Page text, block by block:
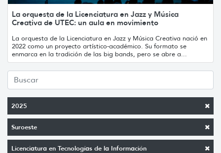
2025
Suroeste
Licenciatura en Tecnologías de la Información
La orquesta de la Licenciatura en Jazz y Música
Creativa de UTEC: un aula en movimiento
La orquesta de la Licenciatura en Jazz y Música Creativa nació en
2022 como un proyecto artístico-académico. Su formato se
enmarca en la tradición de las big bands, pero se abre a...